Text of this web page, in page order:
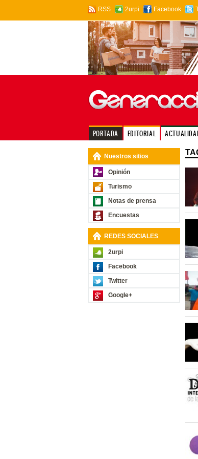
RSS 2urpi Facebook
PORTADA EDITORIAL
Nuestros sitios
Opinión
Turismo
Notas de prensa
Encuestas
REDES SOCIALES
2urpi
Facebook
Twitter
Google+